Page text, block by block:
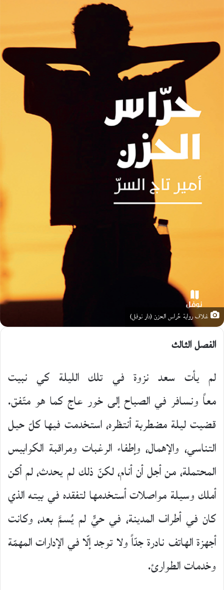
غلاف رواية حُراس الحزن (دار نوفل)
الفصل الثالث
لم يأت سعد نزوة في تلك الليلة كي نبيت
معاً ونسافر في الصباح إلى خور عاج كما هو متّفق.
قضيت ليلة مضطربة أنتظره، استخدمت فيها كلّ حيل
التناسي، والإهمال، وإطفاء الرغبات ومراقبة الكوابيس
المحتملة، من أجل أن أنام، لكنّ ذلك لم يحدث، لم أكن
أملك وسيلة مواصلات أستخدمها لتفقده في بيته الذي
كان في أطراف المدينة، في حيٍّ لم يُسمَّ بعد، وكانت
أجهزة الهاتف نادرة جدّاً ولا توجد إلّا في الإدارات المهمّة
وخدمات الطوارئ.